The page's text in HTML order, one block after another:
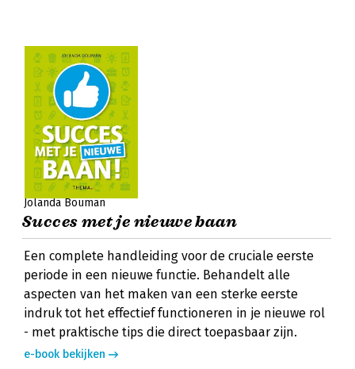
Jolanda Bouman
Succes met je nieuwe baan
Een complete handleiding voor de cruciale eerste
periode in een nieuwe functie. Behandelt alle
aspecten van het maken van een sterke eerste
indruk tot het effectief functioneren in je nieuwe rol
- met praktische tips die direct toepasbaar zijn.
e-book bekijken